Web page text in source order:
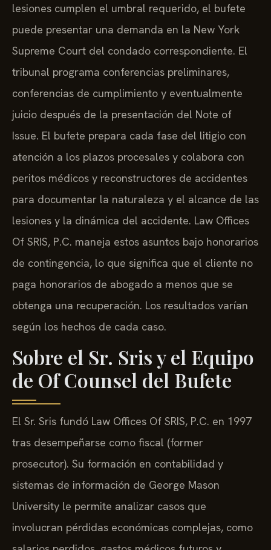
lesiones cumplen el umbral requerido, el bufete
puede presentar una demanda en la New York
Supreme Court del condado correspondiente. El
tribunal programa conferencias preliminares,
conferencias de cumplimiento y eventualmente
juicio después de la presentación del Note of
Issue. El bufete prepara cada fase del litigio con
atención a los plazos procesales y colabora con
peritos médicos y reconstructores de accidentes
para documentar la naturaleza y el alcance de las
lesiones y la dinámica del accidente. Law Offices
Of SRIS, P.C. maneja estos asuntos bajo honorarios
de contingencia, lo que significa que el cliente no
paga honorarios de abogado a menos que se
obtenga una recuperación. Los resultados varían
según los hechos de cada caso.
Sobre el Sr. Sris y el Equipo
de Of Counsel del Bufete
El Sr. Sris fundó Law Offices Of SRIS, P.C. en 1997
tras desempeñarse como fiscal (former
prosecutor). Su formación en contabilidad y
sistemas de información de George Mason
University le permite analizar casos que
involucran pérdidas económicas complejas, como